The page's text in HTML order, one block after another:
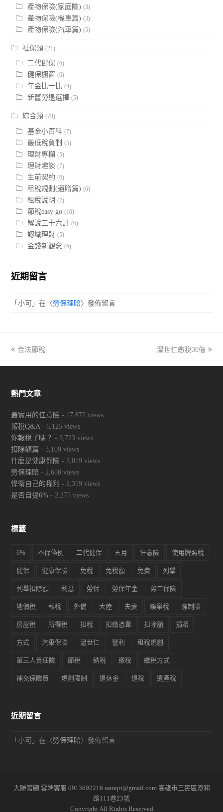
產物保險(家庭險) (3)
產物保險(機車篇) (3)
產物保險(汽車篇) (5)
社保類 (21)
二代健保 (6)
健保櫥窗 (6)
年金比一比 (4)
新舊勞退選擇 (5)
綜合類 (70)
基金小百科 (7)
最低稅負制 (5)
理財專欄 (5)
理財趣談 (7)
生前契約 (6)
租稅規劃(遺贈篇) (6)
租稅說明 (7)
節稅easy go (10)
解說三十六計 (6)
認識理財 (5)
金錢新觀念 (6)
近期留言
「小可 」在〈勞保理賠〉發佈留言
previous
合法節稅
next
溫世仁繳稅30億
熱門文章
最實用的任意險 - 17,872 views
報稅Q&A- 6,125 views
你報稅了嗎？ - 3,723 views
扣除額篇 - 3,109 views
什麼是健康保險 - 3,019 views
勞保理賠 - 2,608 views
悍衛自己的權利 - 2,319 views
是否自提6% - 2,275 views
標籤
6% 不保條例 二代健保 五月 任意險 使用牌照稅
健保 健康保險 免稅 免稅額 免費 列舉
列舉扣除額 利息 勞保 勞保年金 勞工保險
地價稅 報稅 外僑 大陸 夫妻 娛樂稅 強制險
房屋稅 所得稅 扣稅 扣繳憑單 扣除額 捐贈
方式 汽車保險 溫世仁 營利 租稅規劃
第三人責任險 節稅 納稅 繳稅 繳稅方式
補充保險費 規劃限制 退休金 退稅 遺產稅
近期留言
「 小可 」在〈勞保理賠〉發佈留言
大勝管顧 雲端客服 0913692216 samqtt@gmail.com 高雄市三民區澄和
路111巷23號
Copyright All Rights Reserved